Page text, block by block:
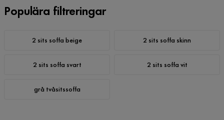
Populära filtreringar
2 sits soffa beige 2 sits soffa skinn
2 sits soffa svart 2 sits soffa vit
grå tvåsitssoffa